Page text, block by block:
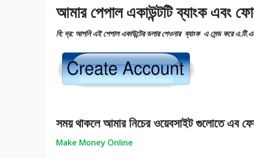
আমার পেপাল একাউন্টটি ব্যাংক এবং
বি: দ্র: আপনি এই পেপাল একাউন্টের ডলার পেওনার ব্যাংক এ সেন্ড করে
সময় থাকলে আমার নিচের ওয়েবসাইট গুলোতে এব
Make Money Online